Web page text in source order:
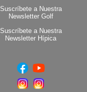
Suscríbete a Nuestra
Newsletter Golf
Suscríbete a Nuestra
Newsletter Hípica